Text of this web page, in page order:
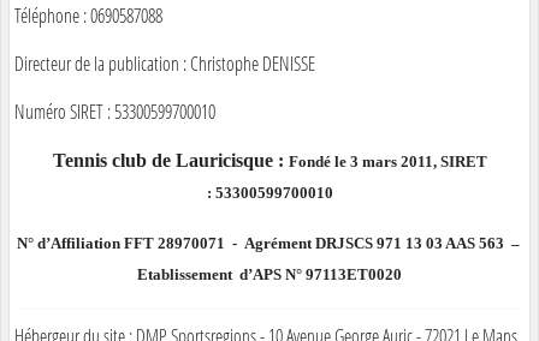
Téléphone : 0690587088
Directeur de la publication : Christophe DENISSE
Numéro SIRET : 53300599700010
Tennis club de Lauricisque : Fondé le 3 mars 2011, SIRET
: 53300599700010
N° d’Affiliation FFT 28970071 - Agrément DRJSCS 971 13 03 AAS 563 –
Etablissement d’APS N° 97113ET0020
Hébergeur du site : DMP Sportsregions - 10 Avenue George Auric - 72021 Le Mans